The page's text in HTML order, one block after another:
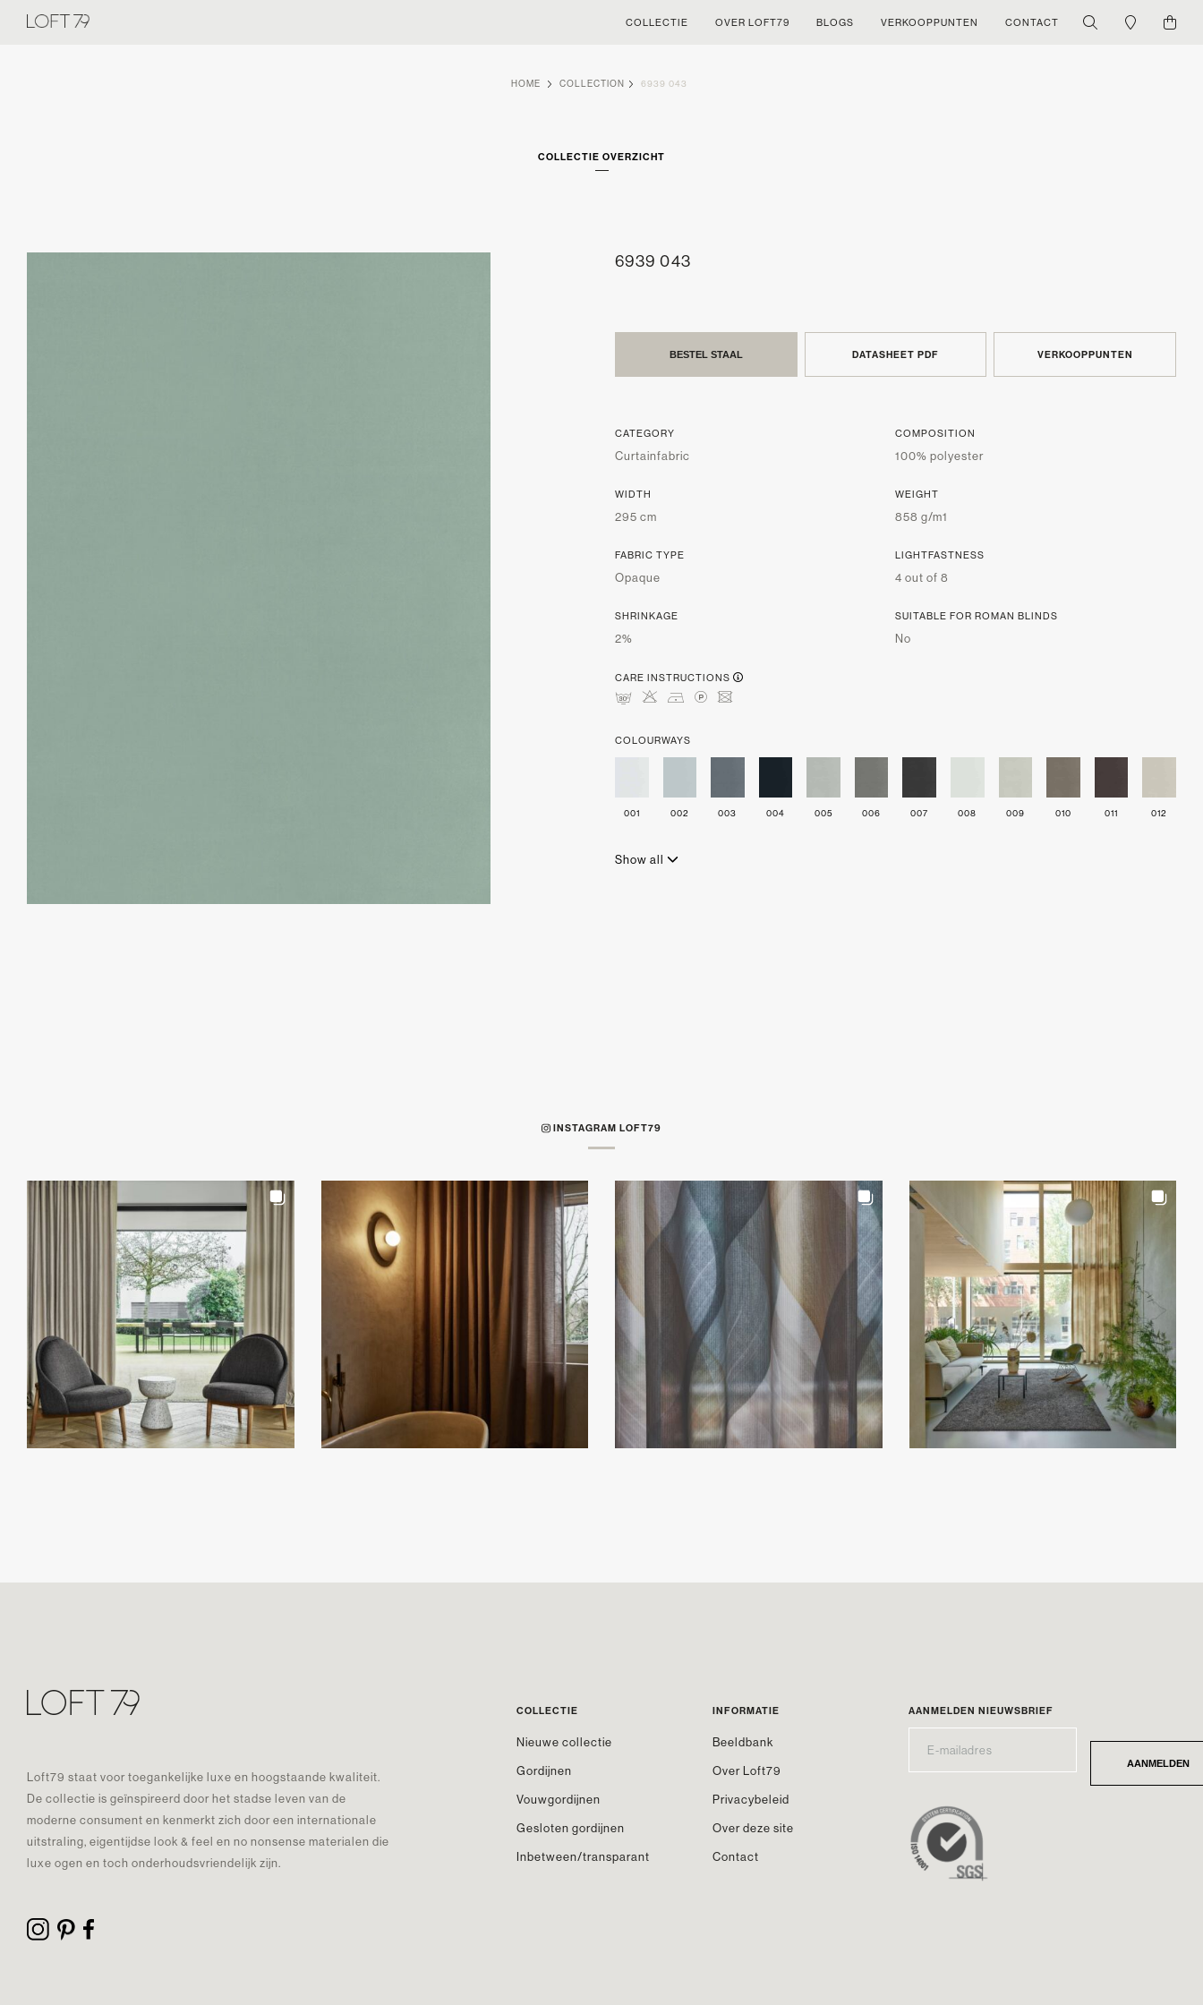
COLLECTIE OVER LOFT79 BLOGS VERKOOPPUNTEN CONTACT
HOME COLLECTION 6939 043
COLLECTIE OVERZICHT
6939 043
BESTEL STAAL DATASHEET PDF VERKOOPPUNTEN
CATEGORY
Curtainfabric
COMPOSITION
100% polyester
WIDTH
295 cm
WEIGHT
858 g/m1
FABRIC TYPE
Opaque
LIGHTFASTNESS
4 out of 8
SHRINKAGE
2%
SUITABLE FOR ROMAN BLINDS
No
CARE INSTRUCTIONS
mHDLU
COLOURWAYS
001 002 003 004 005 006 007 008 009 010 011 012
Show all
INSTAGRAM LOFT79
Loft79 staat voor toegankelijke luxe en hoogstaande kwaliteit.
De collectie is geïnspireerd door het stadse leven van de
moderne consument en kenmerkt zich door een internationale
uitstraling, eigentijdse look & feel en no nonsense materialen die
luxe ogen en toch onderhoudsvriendelijk zijn.
COLLECTIE
Nieuwe collectie
Gordijnen
Vouwgordijnen
Gesloten gordijnen
Inbetween/transparant
INFORMATIE
Beeldbank
Over Loft79
Privacybeleid
Over deze site
Contact
AANMELDEN NIEUWSBRIEF
* AANMELDEN